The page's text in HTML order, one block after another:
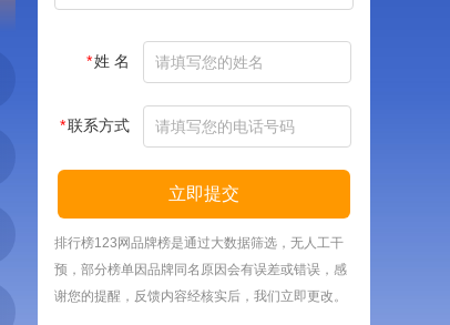
*姓 名
*联系方式
立即提交
排行榜123网品牌榜是通过大数据筛选，无人工干
预，部分榜单因品牌同名原因会有误差或错误，感
谢您的提醒，反馈内容经核实后，我们立即更改。